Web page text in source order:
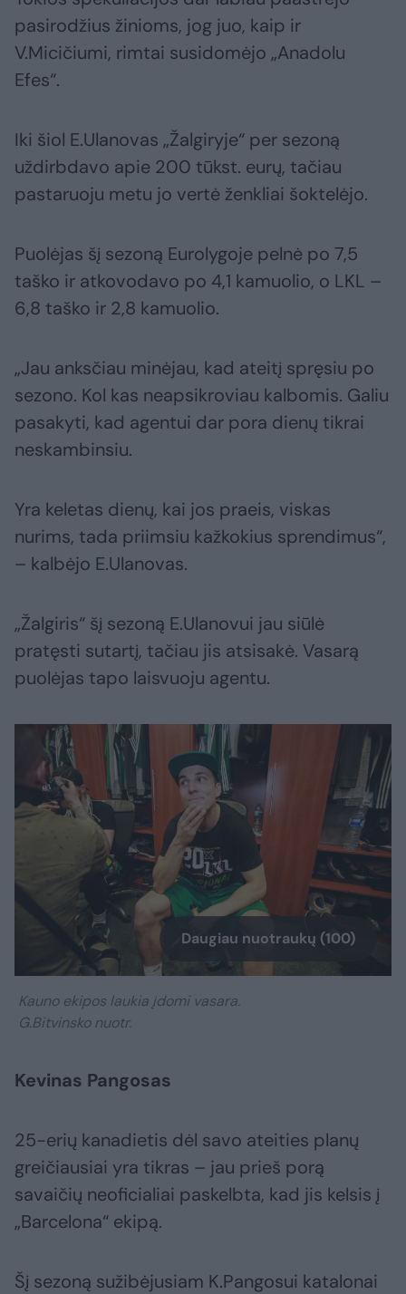
pasirodžius žinioms, jog juo, kaip ir
V.Micičiumi, rimtai susidomėjo „Anadolu
Efes“.
Iki šiol E.Ulanovas „Žalgiryje“ per sezoną
uždirbdavo apie 200 tūkst. eurų, tačiau
pastaruoju metu jo vertė ženkliai šoktelėjo.
Puolėjas šį sezoną Eurolygoje pelnė po 7,5
taško ir atkovodavo po 4,1 kamuolio, o LKL –
6,8 taško ir 2,8 kamuolio.
„Jau anksčiau minėjau, kad ateitį spręsiu po
sezono. Kol kas neapsikroviau kalbomis. Galiu
pasakyti, kad agentui dar pora dienų tikrai
neskambinsiu.
Yra keletas dienų, kai jos praeis, viskas
nurims, tada priimsiu kažkokius sprendimus“,
– kalbėjo E.Ulanovas.
„Žalgiris“ šį sezoną E.Ulanovui jau siūlė
pratęsti sutartį, tačiau jis atsisakė. Vasarą
puolėjas tapo laisvuoju agentu.
Daugiau nuotraukų (100)
Kauno ekipos laukia įdomi vasara.
G.Bitvinsko nuotr.
Kevinas Pangosas
25-erių kanadietis dėl savo ateities planų
greičiausiai yra tikras – jau prieš porą
savaičių neoficialiai paskelbta, kad jis kelsis į
„Barcelona“ ekipą.
Šį sezoną sužibėjusiam K.Pangosui katalonai